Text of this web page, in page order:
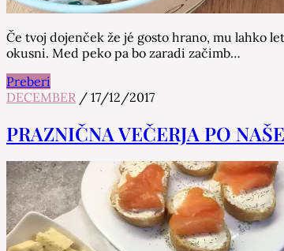
Če tvoj dojenček že jé gosto hrano, mu lahko
okusni. Med peko pa bo zaradi začimb…
Preberi
DECEMBER / 17/12/2017
PRAZNIČNA VEČERJA PO NAŠE